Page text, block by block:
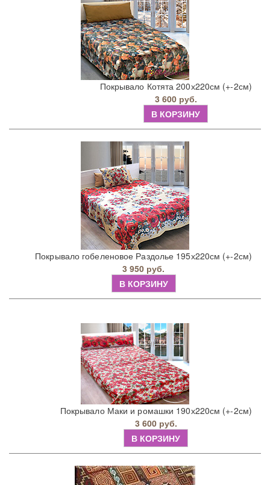
Покрывало Котята 200х220см (+-2см)
3 600 руб.
В КОРЗИНУ
Покрывало гобеленовое Раздолье 195х220см (+-2см)
3 950 руб.
В КОРЗИНУ
Покрывало Маки и ромашки 190х220см (+-2см)
3 600 руб.
В КОРЗИНУ